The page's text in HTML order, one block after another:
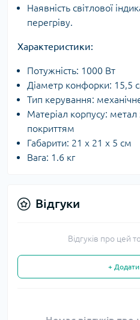
Наявність світлової
перегріву.
Характеристики:
Потужність: 1000 Вт
Діаметр конфорки: 15,5
Тип керування:
Матеріал корпусу:
покриттям
Габарити: 21 х 21 х 5 см
Вага: 1.6 кг
Відгуки
Відгуків про цей
+ Додати